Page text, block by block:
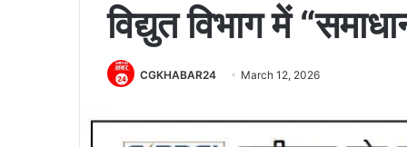
विद्युत विभाग में
CGKHABAR24 March 12, 2026